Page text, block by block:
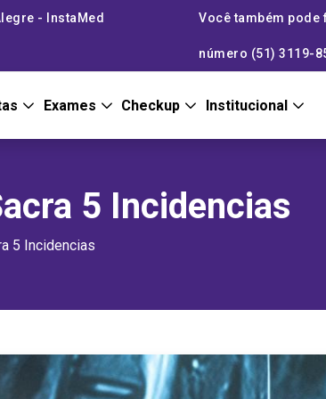
- InstaMed Você também pode
número (51) 3119-
Exames Checkup Institucional
5 Incidencias
5 Incidencias